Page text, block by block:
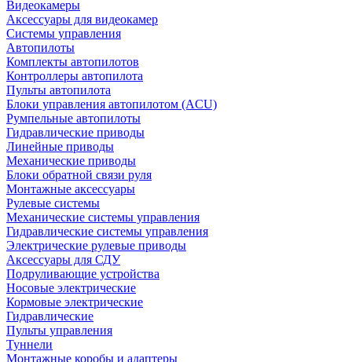
Видеокамеры
Аксессуары для видеокамер
Системы управления
Автопилоты
Комплекты автопилотов
Контроллеры автопилота
Пульты автопилота
Блоки управления автопилотом (ACU)
Румпельные автопилоты
Гидравлические приводы
Линейные приводы
Механические приводы
Блоки обратной связи руля
Монтажные аксессуары
Рулевые системы
Механические системы управления
Гидравлические системы управления
Электрические рулевые приводы
Аксессуары для СДУ
Подруливающие устройства
Носовые электрические
Кормовые электрические
Гидравлические
Пульты управления
Туннели
Монтажные коробы и адаптеры